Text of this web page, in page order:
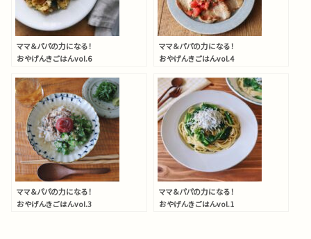
ママ＆パパの力になる！
おやげんきごはんvol.6
かぼちゃの豆乳リゾット
ママ＆パパの力になる！
おやげんきごはんvol.4
ト
豚肉のサルサソース
ママ＆パパの力になる！
おやげんきごはんvol.3
ママ＆パパの力になる！
おやげんきごはんvol.1